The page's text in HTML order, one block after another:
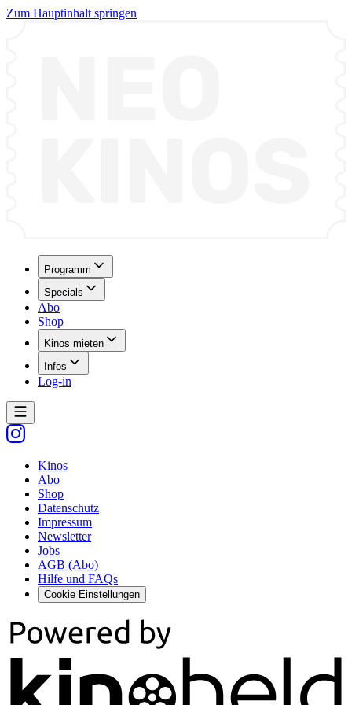
Zum Hauptinhalt springen
Programm
Specials
Abo
Shop
Kinos mieten
Infos
Log-in
Kinos
Abo
Shop
Datenschutz
Impressum
Newsletter
Jobs
AGB (Abo)
Hilfe und FAQs
Cookie Einstellungen